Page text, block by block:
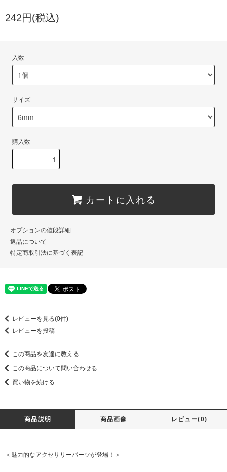
242円(税込)
入数
サイズ
購入数
カートに入れる
オプションの値段詳細
返品について
特定商取引法に基づく表記
レビューを見る(0件)
レビューを投稿
この商品を友達に教える
この商品について問い合わせる
買い物を続ける
商品説明 商品画像 レビュー(0)
＜魅力的なアクセサリーパーツが登場！＞